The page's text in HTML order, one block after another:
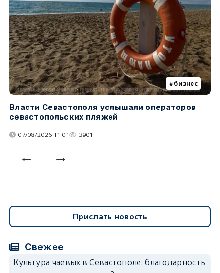
бизнес
Власти Севастополя услышали операторов
севастопольских пляжей
07/08/2026 11:01 3901
Прислать новость
Свежее
Культура чаевых в Севастополе: благодарность